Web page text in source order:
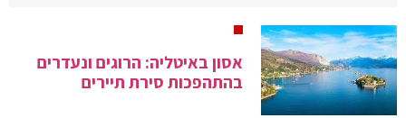
אסון באיטליה: הרוגים ונעדרים
בהתהפכות סירת תיירים